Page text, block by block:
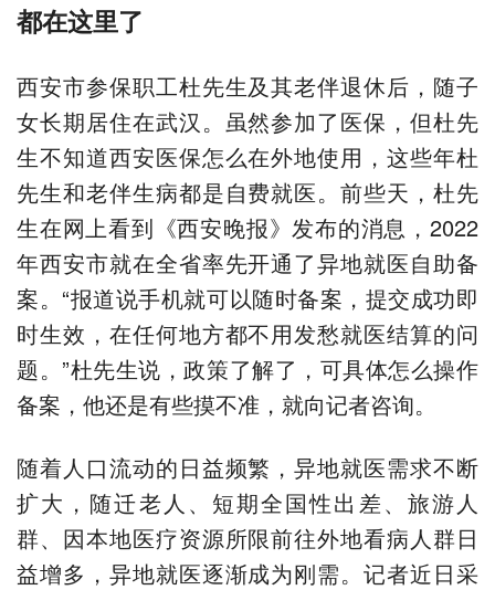
都在这里了
西安市参保职工杜先生及其老伴退休后，随子
女长期居住在武汉。虽然参加了医保，但杜先
生不知道西安医保怎么在外地使用，这些年杜
先生和老伴生病都是自费就医。前些天，杜先
生在网上看到《西安晚报》发布的消息，2022
年西安市就在全省率先开通了异地就医自助备
案。“报道说手机就可以随时备案，提交成功即
时生效，在任何地方都不用发愁就医结算的问
题。”杜先生说，政策了解了，可具体怎么操作
备案，他还是有些摸不准，就向记者咨询。
随着人口流动的日益频繁，异地就医需求不断
扩大，随迁老人、短期全国性出差、旅游人
群、因本地医疗资源所限前往外地看病人群日
益增多，异地就医逐渐成为刚需。记者近日采